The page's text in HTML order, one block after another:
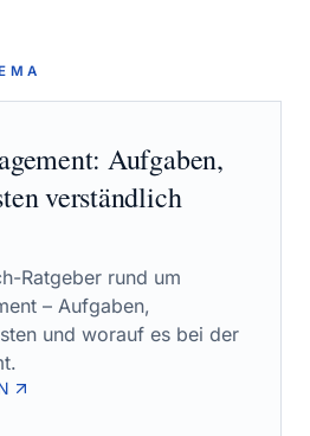
: Aufgaben,
verständlich
Ratgeber rund um
– Aufgaben,
und worauf es bei der